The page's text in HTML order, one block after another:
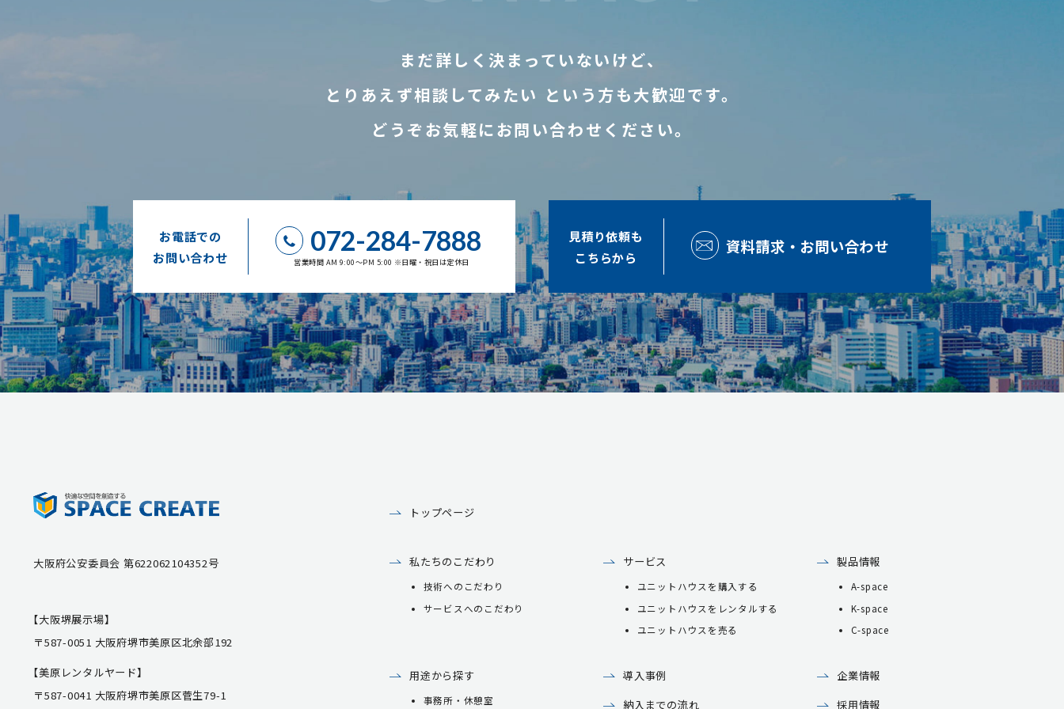
まだ詳しく決まっていないけど、
とりあえず相談してみたい という方も大歓迎です。
どうぞお気軽にお問い合わせください。
お電話での
お問い合わせ
072-284-7888
営業時間 AM 9:00～PM 5:00 ※日曜・祝日は定休日
見積り依頼も
こちらから
資料請求・お問い合わせ
大阪府公安委員会 第622062104352号
【大阪堺展示場】
〒587-0051 大阪府堺市美原区北余部192
【美原レンタルヤード】
〒587-0041 大阪府堺市美原区菅生79-1
トップページ
私たちのこだわり
技術へのこだわり
サービスへのこだわり
サービス
ユニットハウスを購入する
ユニットハウスをレンタルする
ユニットハウスを売る
製品情報
A-space
K-space
C-space
用途から探す
事務所・休憩室
導入事例
納入までの流れ
企業情報
採用情報